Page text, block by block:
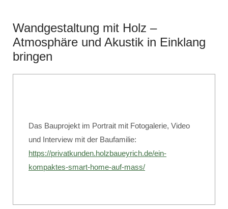
Wandgestaltung mit Holz –
Atmosphäre und Akustik in Einklang
bringen
Das Bauprojekt im Portrait mit Fotogalerie, Video
und Interview mit der Baufamilie:
https://privatkunden.holzbaueyrich.de/ein-
kompaktes-smart-home-auf-mass/